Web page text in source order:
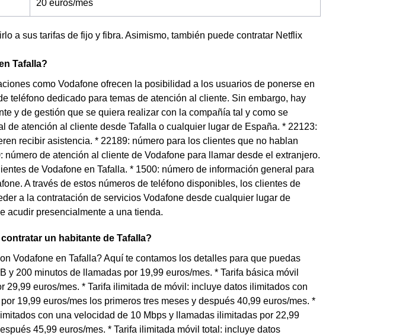
20 euros/mes
a sus tarifas de fijo y fibra. Asimismo, también puede contratar Netflix
Tafalla?
como Vodafone ofrecen la posibilidad a los usuarios de ponerse en
teléfono dedicado para temas de atención al cliente. Sin embargo, hay
y de gestión que se quiera realizar con la compañía tal y como se
de atención al cliente desde Tafalla o cualquier lugar de España. * 22123:
recibir asistencia. * 22189: número para los clientes que no hablan
de atención al cliente de Vodafone para llamar desde el extranjero.
de Vodafone en Tafalla. * 1500: número de información general para
A través de estos números de teléfono disponibles, los clientes de
a la contratación de servicios Vodafone desde cualquier lugar de
acudir presencialmente a una tienda.
un habitante de Tafalla?
Vodafone en Tafalla? Aquí te contamos los detalles para que puedas
y 200 minutos de llamadas por 19,99 euros/mes. * Tarifa básica móvil
29,99 euros/mes. * Tarifa ilimitada de móvil: incluye datos ilimitados con
19,99 euros/mes los primeros tres meses y después 40,99 euros/mes. *
con una velocidad de 10 Mbps y llamadas ilimitadas por 22,99
45,99 euros/mes. * Tarifa ilimitada móvil total: incluye datos